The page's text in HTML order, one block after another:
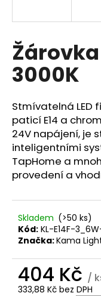
Žárovka
3000K
Stmívatelná LED
paticí E14 a
24V napájení, je
inteligentními
TapHome a
provedení a
Skladem (>50 ks)
Kód: KL-E14F-
Značka:Kama
404 Kč /
333,88 Kč bez DPH
í
t
?
o
p
o
u
u